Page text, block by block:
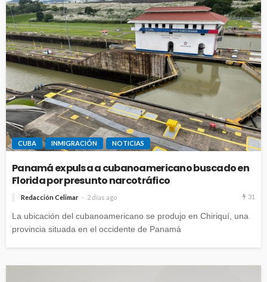
CUBA INMIGRACIÓN NOTICIAS
Panamá expulsa a cubanoamericano buscado en
Florida por presunto narcotráfico
Redacción Celimar 2 días ago 31
La ubicación del cubanoamericano se produjo en Chiriquí, una
provincia situada en el occidente de Panamá